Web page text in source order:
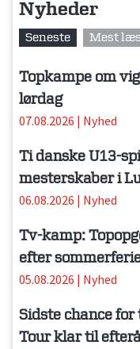
Nyheder
Seneste Mest
Topkampe om
lørdag
07.08.2026 | Nyhed
Ti danske U13-
mesterskaber i
06.08.2026 | Nyhed
Tv-kamp:
efter
05.08.2026 | Nyhed
Sidste chance
Tour klar til